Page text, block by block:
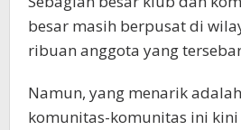
besar masih berpusat di
ribuan anggota yang
Namun, yang menarik
komunitas-komunitas ini